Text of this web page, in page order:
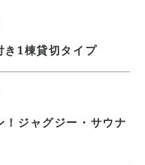
1棟貸切タイプ
ジャグジー・サウナ